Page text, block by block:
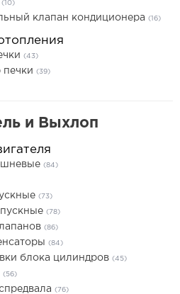
(10)
клапан кондиционера (16)
(43)
печки (39)
и Выхлоп
(84)
(73)
(78)
(86)
(84)
блока цилиндров (45)
(56)
(76)